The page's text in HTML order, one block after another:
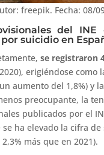
freepik. Fecha: 08/
del
suicidio en
se registraron
erigiéndose
aumento del 1,8%) y
preocupante, la
publicados por el
ha elevado la cifra
más que en 2021).